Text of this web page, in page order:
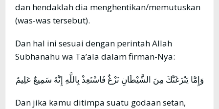
dan hendaklah dia menghentikan/memutuskan
(was-was tersebut).
Dan hal ini sesuai dengan perintah Allah
Subhanahu wa Ta’ala dalam firman-Nya:
وَإِمَّا يَنْزَغَنَّكَ مِنَ الشَّيْطَانِ نَزْغٌ فَاسْتَعِذْ بِاللَّهِ إِنَّهُ سَمِيعٌ عَلِيمٌ
Dan jika kamu ditimpa suatu godaan setan,